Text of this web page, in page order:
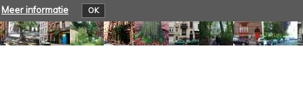
Meer informatie OK